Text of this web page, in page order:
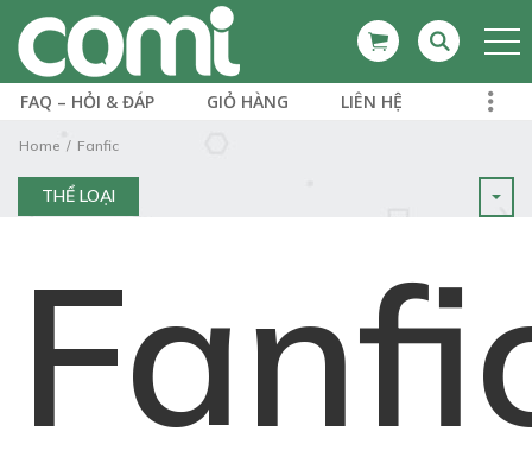
FAQ – HỎI & ĐÁP GIỎ HÀNG LIÊN HỆ
Home Fanfic
THỂ LOẠI